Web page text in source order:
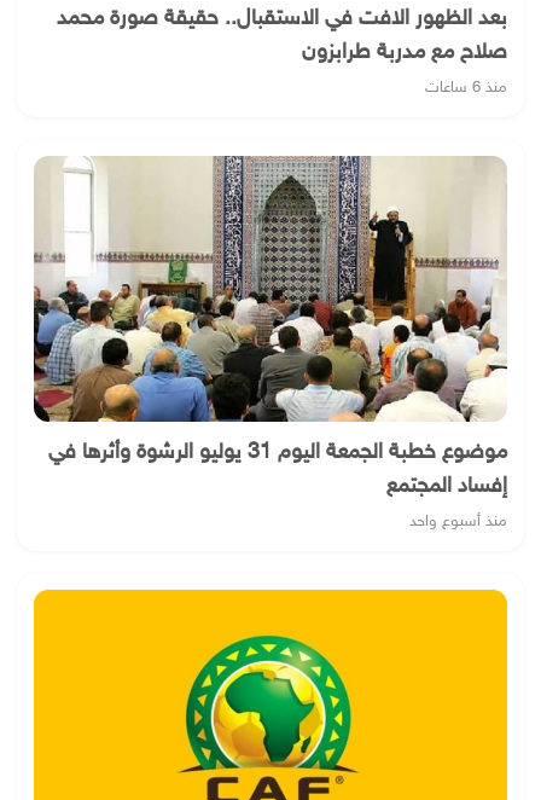
بعد الظهور الافت في الاستقبال.. حقيقة صورة محمد
صلاح مع مدربة طرابزون
منذ 6 ساعات
موضوع خطبة الجمعة اليوم 31 يوليو الرشوة وأثرها في
إفساد المجتمع
منذ أسبوع واحد